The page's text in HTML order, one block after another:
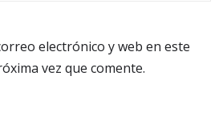
electrónico y web en este
vez que comente.